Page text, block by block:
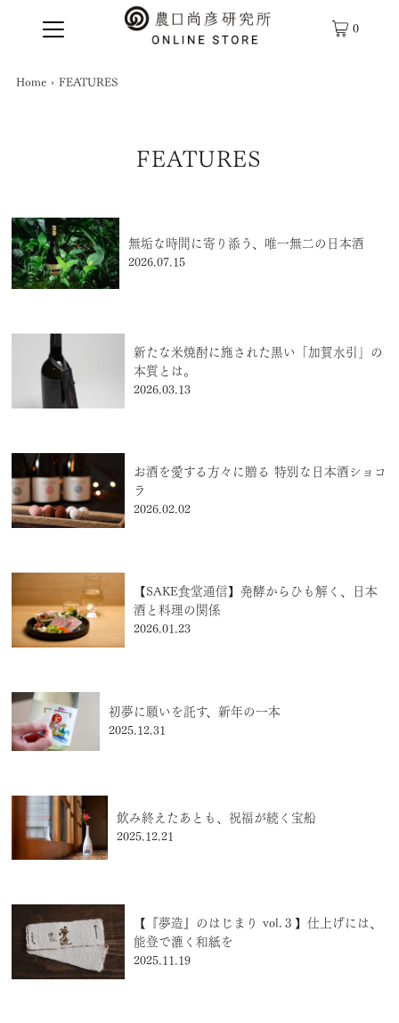
0
Home › FEATURES
FEATURES
無垢な時間に寄り添う、唯一無二の日本酒
2026.07.15
新たな米焼酎に施された黒い「加賀水引」の
本質とは。
2026.03.13
お酒を愛する方々に贈る 特別な日本酒ショコ
ラ
2026.02.02
【SAKE食堂通信】発酵からひも解く、日本
酒と料理の関係
2026.01.23
初夢に願いを託す、新年の一本
2025.12.31
飲み終えたあとも、祝福が続く宝船
2025.12.21
【『夢造』のはじまり vol.３】仕上げには、
能登で漉く和紙を
2025.11.19